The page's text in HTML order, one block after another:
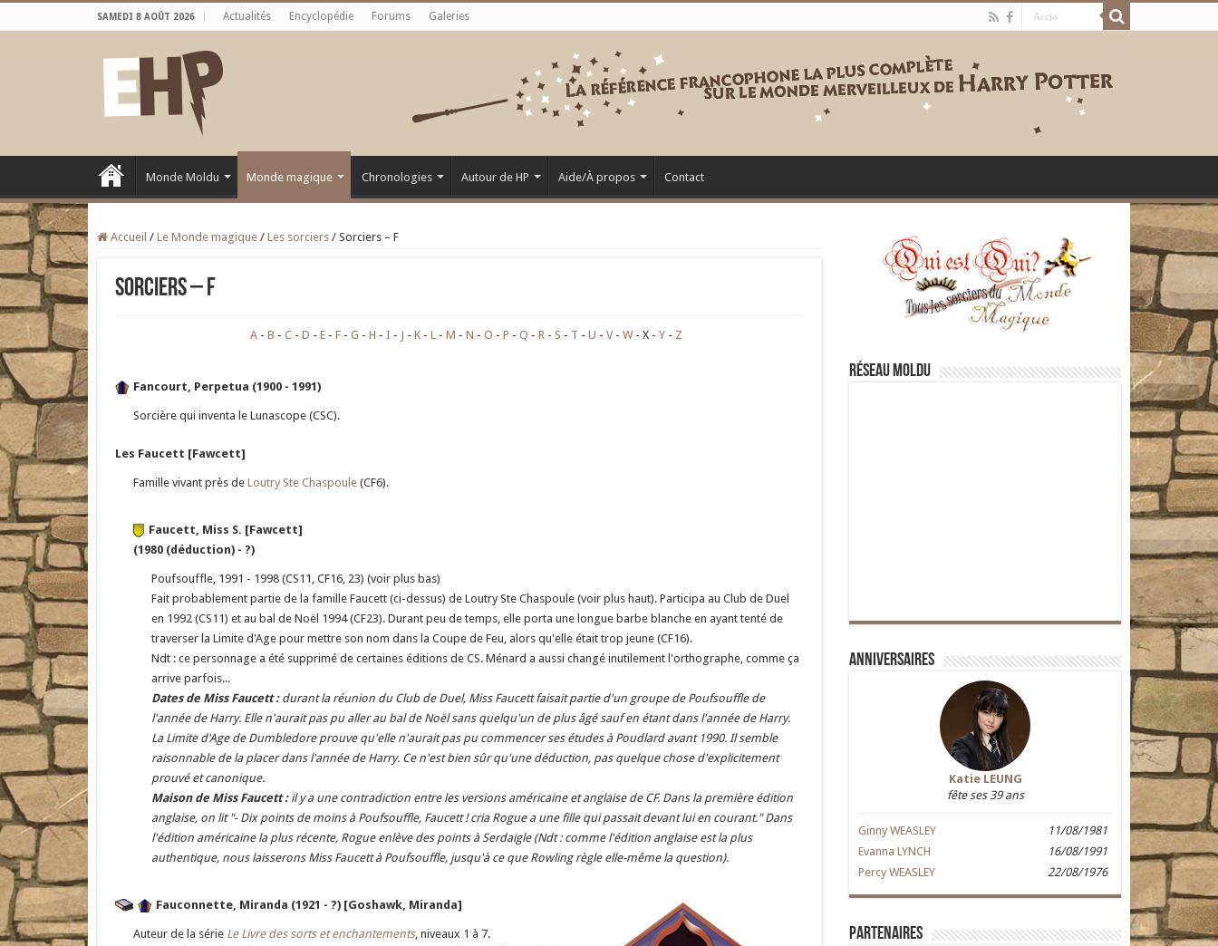
SAMEDI 8 AOÛT 2026 Actualités Encyclopédie Forums Galeries
Monde Moldu Monde magique Chronologies Autour de HP Aide/À propos Contact
Accueil / Le Monde magique / Les sorciers / Sorciers – F
Sorciers – F
A B C D E F G H I J K L M N O P Q R S T U V W X Y Z
Fancourt, Perpetua (1900 - 1991)
Sorcière qui inventa le Lunascope (CSC).
Les Faucett [Fawcett]
Famille vivant près de Loutry Ste Chaspoule (CF6).
Faucett, Miss S. [Fawcett]
(1980 (déduction) - ?)
Poufsouffle, 1991 - 1998 (CS11, CF16, 23) (voir plus bas)
Fait probablement partie de la famille Faucett (ci-dessus) de Loutry Ste Chaspoule (voir plus haut). Participa au Club de Duel
en 1992 (CS11) et au bal de Noël 1994 (CF23). Durant peu de temps, elle porta une longue barbe blanche en ayant tenté de
traverser la Limite d'Age pour mettre son nom dans la Coupe de Feu, alors qu'elle était trop jeune (CF16).
Ndt : ce personnage a été supprimé de certaines éditions de CS. Ménard a aussi changé inutilement l'orthographe, comme ça
arrive parfois...
Dates de Miss Faucett :durant la réunion du Club de Duel, Miss Faucett faisait partie d'un groupe de Poufsouffle de
l'année de Harry. Elle n'aurait pas pu aller au bal de Noël sans quelqu'un de plus âgé sauf en étant dans l'année de Harry.
La Limite d'Age de Dumbledore prouve qu'elle n'aurait pas pu commencer ses études à Poudlard avant 1990. Il semble
raisonnable de la placer dans l'année de Harry. Ce n'est bien sûr qu'une déduction, pas quelque chose d'explicitement
prouvé et canonique.
Maison de Miss Faucett :il y a une contradiction entre les versions américaine et anglaise de CF. Dans la première édition
anglaise, on lit "- Dix points de moins à Poufsouffle, Faucett ! cria Rogue a une fille qui passait devant lui en courant." Dans
l'édition américaine la plus récente, Rogue enlève des points à Serdaigle (Ndt : comme l'édition anglaise est la plus
authentique, nous laisserons Miss Faucett à Poufsouffle, jusqu'à ce que Rowling règle elle-même la question).
Fauconnette, Miranda (1921 - ?) [Goshawk, Miranda]
Auteur de la série Le Livre des sorts et enchantements, niveaux 1 à 7.
Réseau moldu
Anniversaires
Katie LEUNG
fête ses 39 ans
Ginny WEASLEY
11/08/1981
Evanna LYNCH
16/08/1991
Percy WEASLEY
22/08/1976
Partenaires